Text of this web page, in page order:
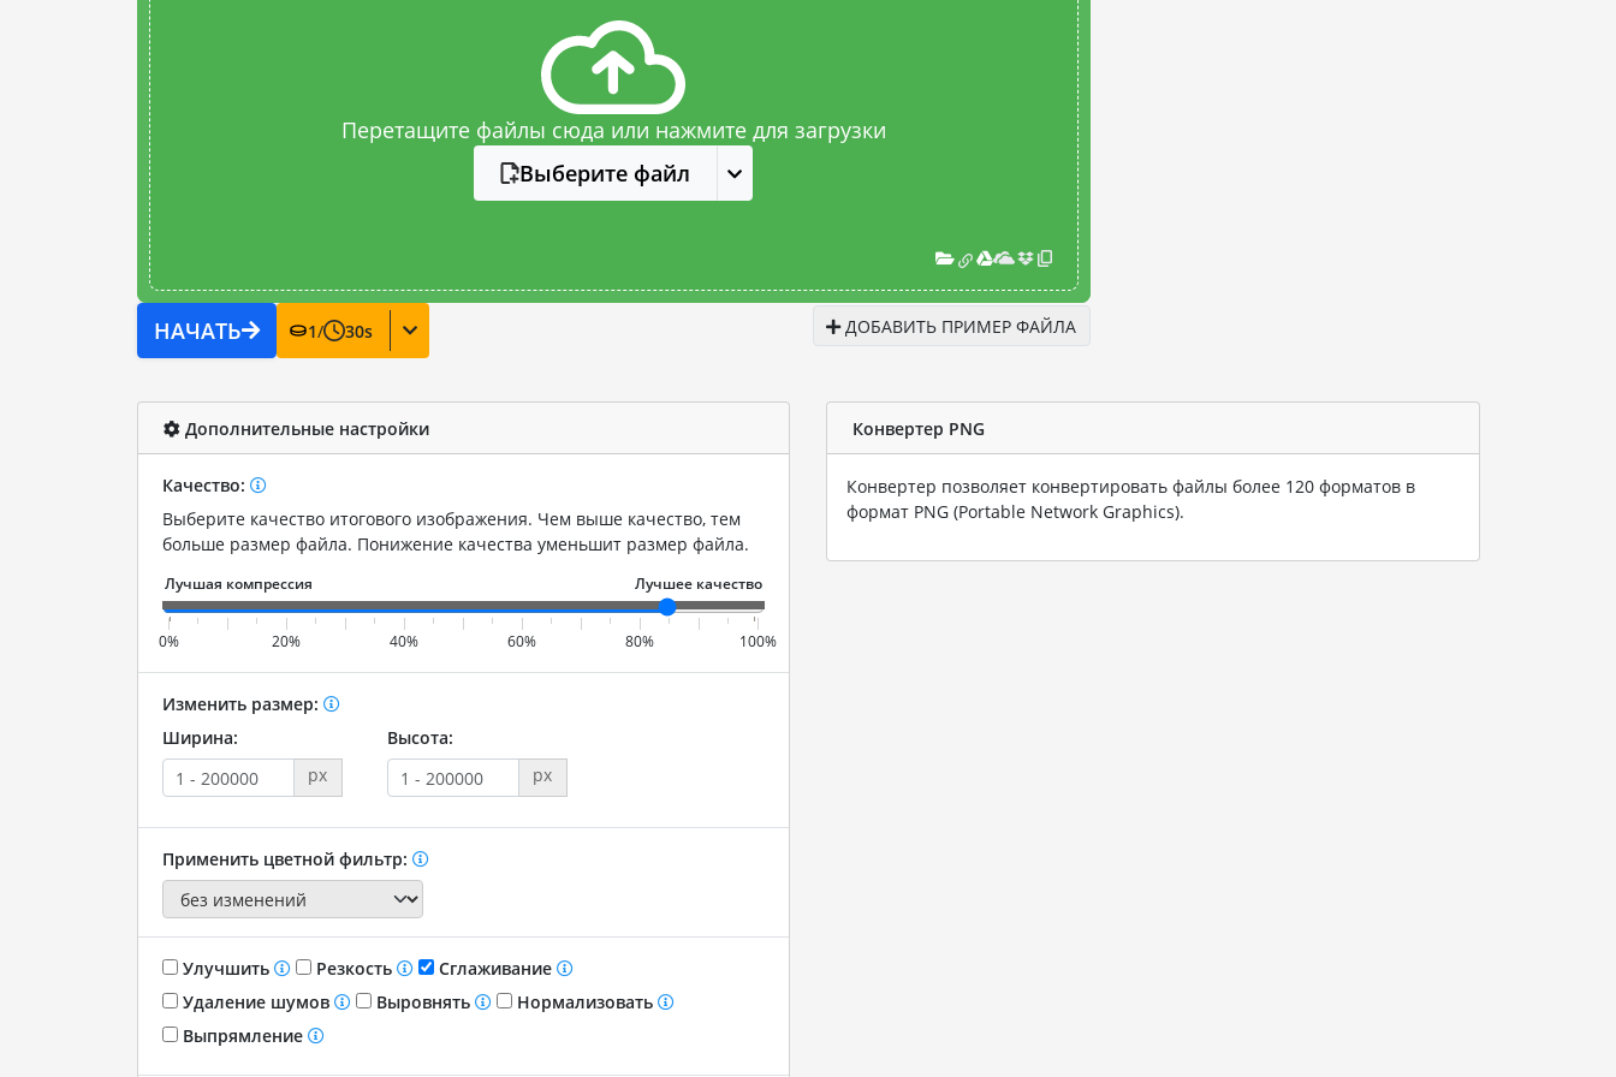
Перетащите файлы сюда или нажмите для загрузки
Выберите файл
НАЧАТЬ 1/ 30s ДОБАВИТЬ ПРИМЕР ФАЙЛА
Дополнительные настройки
Качество:
Выберите качество итогового изображения. Чем выше качество, тем
больше размер файла. Понижение качества уменьшит размер файла.
0% 20% 40% 60% 80% 100%
Изменить размер:
Ширина:
px
Высота:
px
Применить цветной фильтр:
Улучшить Резкость
Сглаживание
Удаление шумов
Выровнять
Нормализовать
Выпрямление
Конвертер PNG
Конвертер позволяет конвертировать файлы более 120 форматов в
формат PNG (Portable Network Graphics).